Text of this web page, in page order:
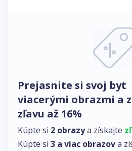
Prejasnite si svoj byt
viacerými obrazmi a
zľavu až 16%
Kúpte si 2 obrazya získajte
Kúpte si 3 a viac obrazova